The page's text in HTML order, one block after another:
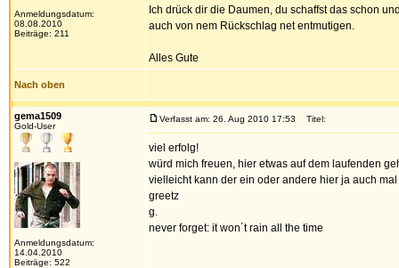
Anmeldungsdatum:
08.08.2010
Beiträge: 211
Ich drück dir die Daumen, du schaffst das schon
auch von nem Rückschlag net entmutigen.
Alles Gute
Nach oben
gema1509
Gold-User
Anmeldungsdatum:
14.04.2010
Beiträge: 522
Verfasst am: 26. Aug 2010 17:53 Titel:
viel erfolg!
würd mich freuen, hier etwas auf dem laufenden
vielleicht kann der ein oder andere hier ja auch
greetz
g.
never forget: it won´t rain all the time